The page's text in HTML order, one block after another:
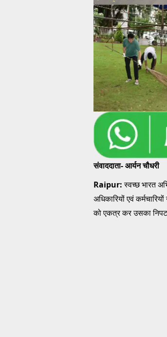
संवाददाता- आर्यन चौधरी
Raipur:स्वच्छ भारत
अधिकारियों एवं
को एकत्र कर उसका